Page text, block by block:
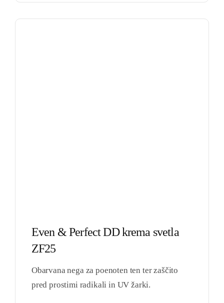
Even & Perfect DD krema svetla
ZF25
Obarvana nega za poenoten ten ter zaščito
pred prostimi radikali in UV žarki.